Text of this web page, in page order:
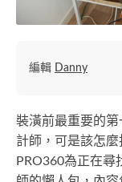
裝潢前最重要的
計師，可是該怎
PRO360為正在
編輯 Danny